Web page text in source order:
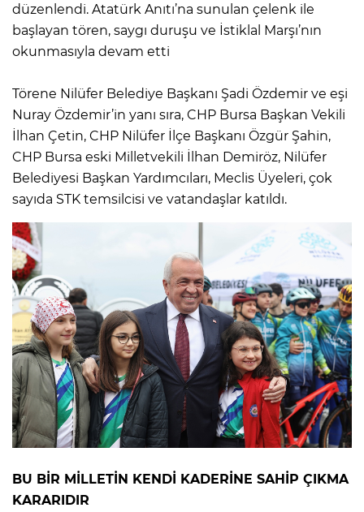
düzenlendi. Atatürk Anıtı’na sunulan çelenk ile
başlayan tören, saygı duruşu ve İstiklal Marşı’nın
okunmasıyla devam etti
Törene Nilüfer Belediye Başkanı Şadi Özdemir ve eşi
Nuray Özdemir’in yanı sıra, CHP Bursa Başkan Vekili
İlhan Çetin, CHP Nilüfer İlçe Başkanı Özgür Şahin,
CHP Bursa eski Milletvekili İlhan Demiröz, Nilüfer
Belediyesi Başkan Yardımcıları, Meclis Üyeleri, çok
sayıda STK temsilcisi ve vatandaşlar katıldı.
BU BİR MİLLETİN KENDİ KADERİNE SAHİP ÇIKMA
KARARIDIR